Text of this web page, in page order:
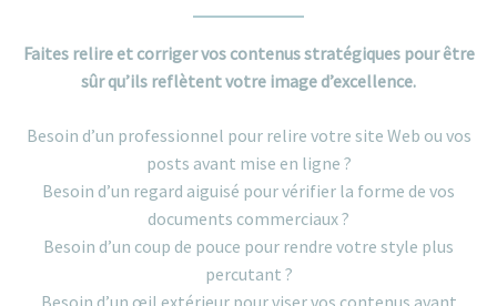
Faites relire et corriger vos contenus stratégiques pour être
sûr qu’ils reflètent votre image d’excellence.
Besoin d’un professionnel pour relire votre site Web ou vos
posts avant mise en ligne ?
Besoin d’un regard aiguisé pour vérifier la forme de vos
documents commerciaux ?
Besoin d’un coup de pouce pour rendre votre style plus
percutant ?
Besoin d’un œil extérieur pour viser vos contenus avant